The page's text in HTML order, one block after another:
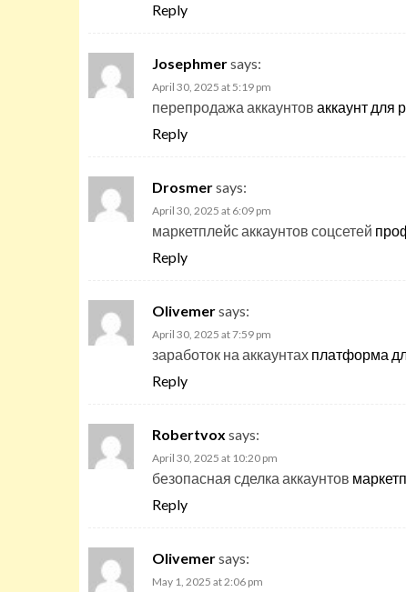
Reply
Josephmersays:
April 30, 2025 at 5:19 pm
перепродажа аккаунтов аккаунт для
Reply
Drosmersays:
April 30, 2025 at 6:09 pm
маркетплейс аккаунтов соцсетей
Reply
Olivemersays:
April 30, 2025 at 7:59 pm
заработок на аккаунтах платформа
Reply
Robertvox says:
April 30, 2025 at 10:20 pm
безопасная сделка аккаунтов
Reply
Olivemersays:
May 1, 2025 at 2:06 pm